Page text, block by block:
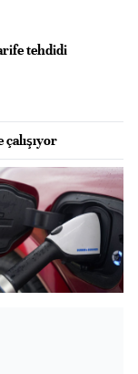
tehdidi